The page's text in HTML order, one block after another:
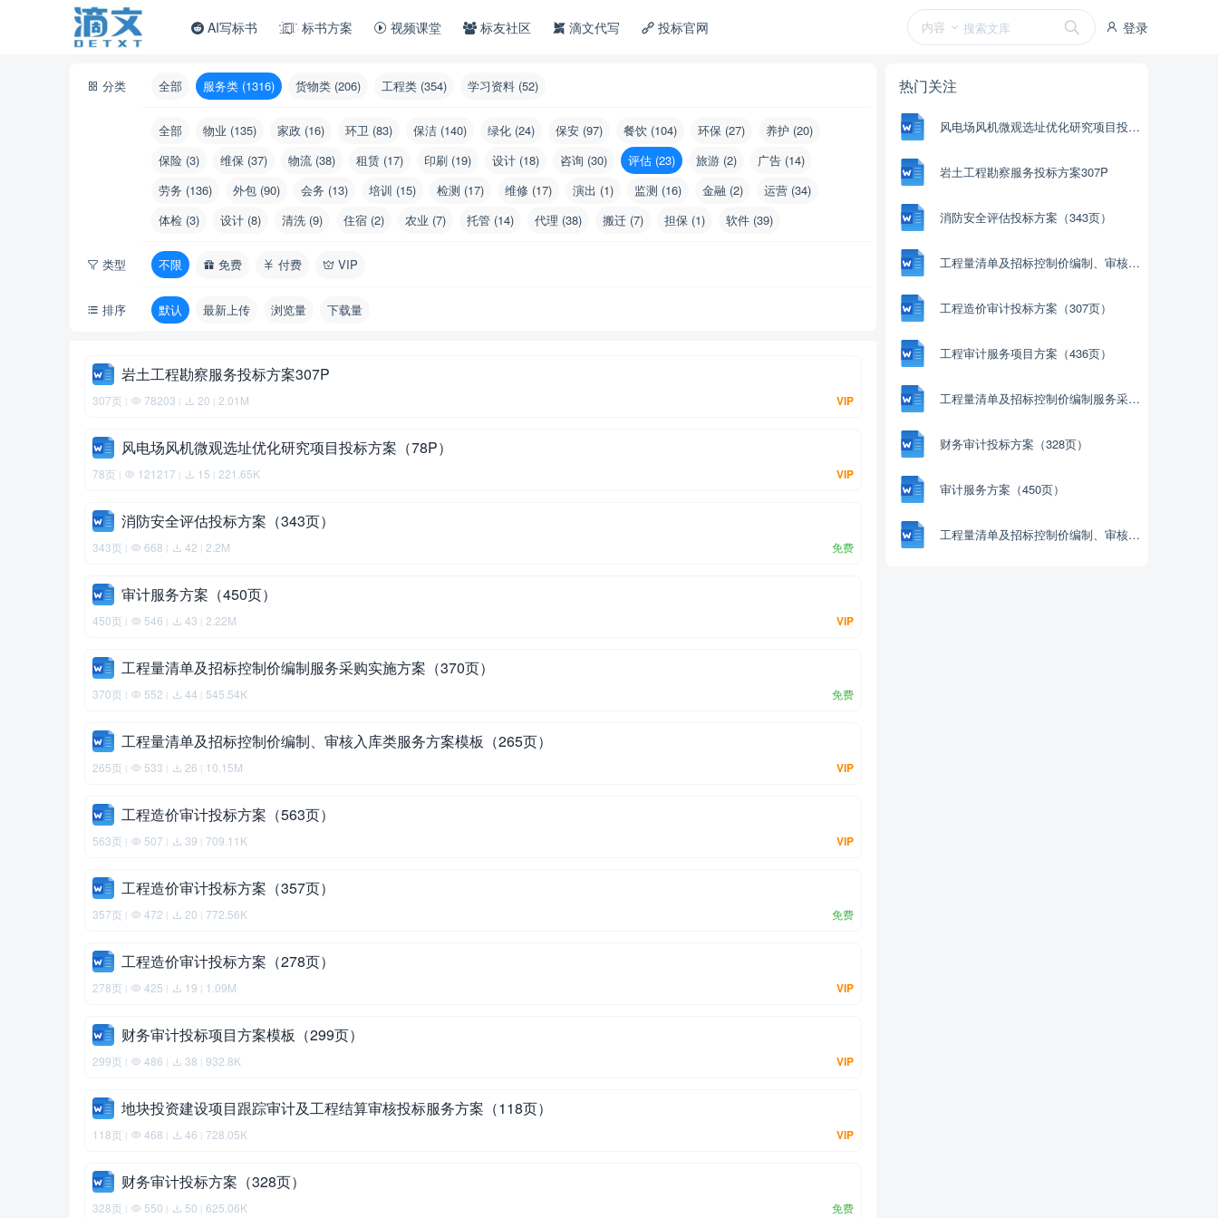
登录
内容
AI写标书 标书方案 视频课堂 标友社区 滴文代写 投标官网
分类 全部 服务类 (1316) 货物类 (206) 工程类 (354) 学习资料 (52)
全部 物业 (135) 家政 (16) 环卫 (83) 保洁 (140) 绿化 (24) 保安 (97) 餐饮 (104) 环保 (27)
养护 (20)
保险 (3)
维保 (37) 物流 (38) 租赁 (17) 印刷 (19) 设计 (18) 咨询 (30) 评估 (23) 旅游 (2)
广告 (14)
劳务 (136)
外包 (90) 会务 (13) 培训 (15) 检测 (17) 维修 (17) 演出 (1) 监测 (16) 金融 (2)
运营 (34)
体检 (3)
设计 (8) 清洗 (9) 住宿 (2) 农业 (7) 托管 (14) 代理 (38) 搬迁 (7) 担保 (1) 软件 (39)
类型 不限 免费 付费 VIP
排序 默认 最新上传 浏览量 下载量
岩土工程勘察服务投标方案307P
307页 | 78203 | 20 | 2.01M VIP
风电场风机微观选址优化研究项目投标方案（78P）
78页 | 121217 | 15 | 221.65K VIP
消防安全评估投标方案（343页）
343页 | 668 | 42 | 2.2M 免费
审计服务方案（450页）
450页 | 546 | 43 | 2.22M VIP
工程量清单及招标控制价编制服务采购实施方案（370页）
370页 | 552 | 44 | 545.54K 免费
工程量清单及招标控制价编制、审核入库类服务方案模板（265页）
265页 | 533 | 26 | 10.15M VIP
工程造价审计投标方案（563页）
563页 | 507 | 39 | 709.11K VIP
工程造价审计投标方案（357页）
357页 | 472 | 20 | 772.56K 免费
工程造价审计投标方案（278页）
278页 | 425 | 19 | 1.09M VIP
财务审计投标项目方案模板（299页）
299页 | 486 | 38 | 932.8K VIP
地块投资建设项目跟踪审计及工程结算审核投标服务方案（118页）
118页 | 468 | 46 | 728.05K VIP
财务审计投标方案（328页）
328页 | 550 | 50 | 625.06K 免费
热门关注
风电场风机微观选址优化研究项目投标方案（78P）
岩土工程勘察服务投标方案307P
消防安全评估投标方案（343页）
工程量清单及招标控制价编制、审核入库类服务项目方案（232页）
工程造价审计投标方案（307页）
工程审计服务项目方案（436页）
工程量清单及招标控制价编制服务采购实施方案（370页）
财务审计投标方案（328页）
审计服务方案（450页）
工程量清单及招标控制价编制、审核入库类服务方案模板（265页）